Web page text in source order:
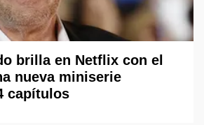
brilla en Netflix con el
nueva miniserie
capítulos